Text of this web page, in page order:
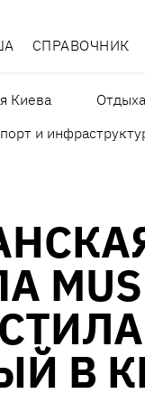
СПРАВОЧНИК
Киева
и
В